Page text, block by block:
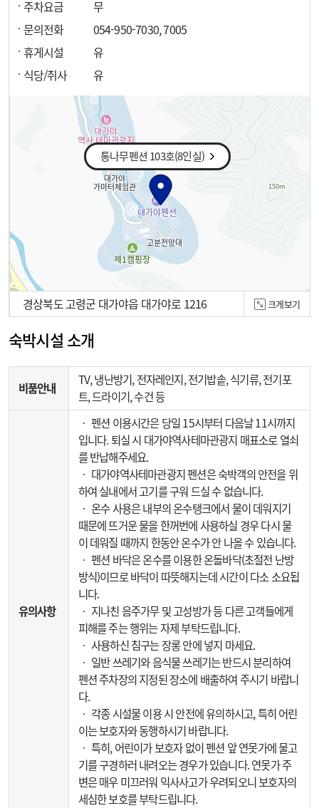
주차요금
무
문의전화
054-950-7030, 7005
휴게시설
유
식당/취사
유
통나무펜션 103호(8인실)
100m
경상북도 고령군 대가야읍 대가야로 1216 크게보기
숙박시설 소개
비품안내
TV, 냉난방기, 전자레인지, 전기밥솥, 식기류, 전기포
트, 드라이기, 수건 등
유의사항
‧ 펜션 이용시간은 당일 15시부터 다음날 11시까지
입니다. 퇴실 시 대가야역사테마관광지 매표소로 열쇠
를 반납해주세요.
‧ 대가야역사테마관광지 펜션은 숙박객의 안전을 위
하여 실내에서 고기를 구워 드실 수 없습니다.
‧ 온수 사용은 내부의 온수탱크에서 물이 데워지기
때문에 뜨거운 물을 한꺼번에 사용하실 경우 다시 물
이 데워질 때까지 한동안 온수가 안 나올 수 있습니다.
‧ 펜션 바닥은 온수를 이용한 온돌바닥(초절전 난방
방식)이므로 바닥이 따뜻해지는데 시간이 다소 소요됩
니다.
‧ 지나친 음주가무 및 고성방가 등 다른 고객들에게
피해를 주는 행위는 자제 부탁드립니다.
‧ 사용하신 침구는 장롱 안에 넣지 마세요.
‧ 일반 쓰레기와 음식물 쓰레기는 반드시 분리하여
펜션 주차장의 지정된 장소에 배출하여 주시기 바랍니
다.
‧ 각종 시설물 이용 시 안전에 유의하시고, 특히 어린
이는 보호자와 동행하시기 바랍니다.
‧ 특히, 어린이가 보호자 없이 펜션 앞 연못가에 물고
기를 구경하러 내려오는 경우가 있습니다. 연못가 주
변은 매우 미끄러워 익사사고가 우려되오니 보호자의
세심한 보호를 부탁드립니다.